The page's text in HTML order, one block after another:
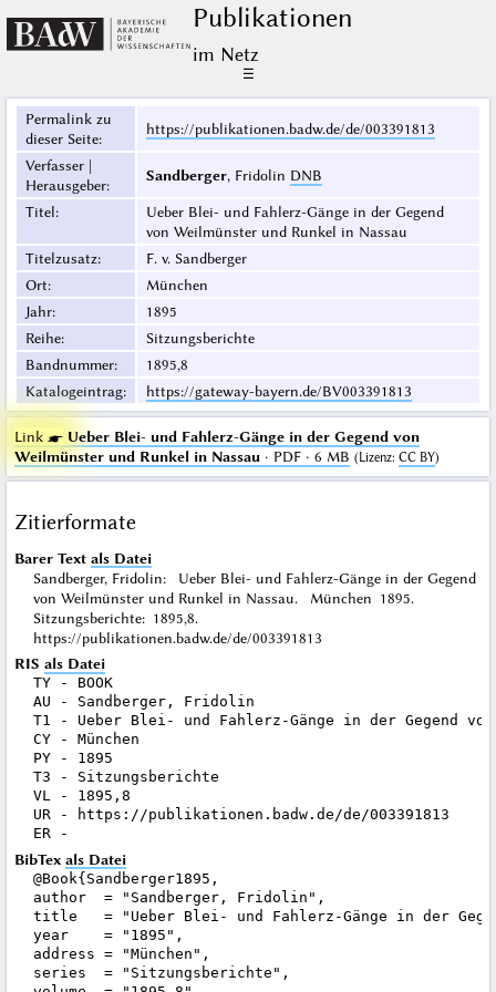
Publikationen
im Netz
☰
Permalink zu
dieser Seite:
https://publikationen.badw.de/de/003391813
Verfasser |
Herausgeber:
Sandberger, Fridolin DNB
Titel:
Ueber Blei- und Fahlerz-Gänge in der Gegend
von Weilmünster und Runkel in Nassau
Titelzusatz:
F. v. Sandberger
Ort:
München
Jahr:
1895
Reihe:
Sitzungsberichte
Bandnummer:
1895,8
Katalogeintrag: https://gateway-bayern.de/BV003391813
Link ☛ Ueber Blei- und Fahlerz-Gänge in der Gegend von
Weilmünster und Runkel in Nassau· PDF · 6 MB (Lizenz: CC BY)
Zitierformate
Barer Text als Datei
Sandberger, Fridolin: Ueber Blei- und Fahlerz-Gänge in der Gegend
von Weilmünster und Runkel in Nassau. München 1895.
Sitzungsberichte: 1895,8.
https://publikationen.badw.de/de/003391813
RIS als Datei
TY - BOOK
AU - Sandberger, Fridolin
T1 - Ueber Blei- und Fahlerz-Gänge in der Gegend
CY - München
PY - 1895
T3 - Sitzungsberichte
VL - 1895,8
UR - https://publikationen.badw.de/de/003391813
BibTex als Datei
@Book{Sandberger1895,
author  = "Sandberger, Fridolin",
title   = "Ueber Blei- und Fahlerz-Gänge in der
year    = "1895",
address = "München",
series  = "Sitzungsberichte",